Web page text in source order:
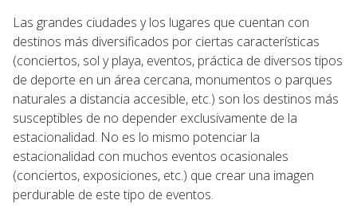
Las grandes ciudades y los lugares que cuentan con
destinos más diversificados por ciertas características
(conciertos, sol y playa, eventos, práctica de diversos tipos
de deporte en un área cercana, monumentos o parques
naturales a distancia accesible, etc.) son los destinos más
susceptibles de no depender exclusivamente de la
estacionalidad. No es lo mismo potenciar la
estacionalidad con muchos eventos ocasionales
(conciertos, exposiciones, etc.) que crear una imagen
perdurable de este tipo de eventos.